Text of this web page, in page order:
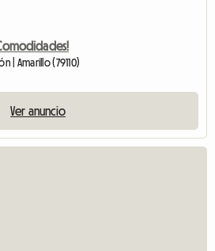
| Amarillo (79110)
Ver anuncio